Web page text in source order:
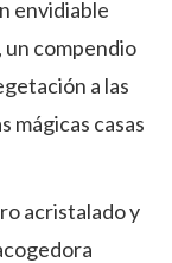
envidiable
un compendio
a las
mágicas casas
acristalado y